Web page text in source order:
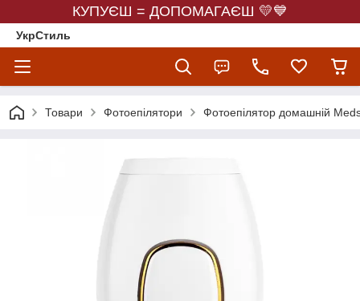
КУПУЄШ = ДОПОМАГАЄШ 💛💙
УкрСтиль
Товари Фотоепілятори Фотоепілятор домашній